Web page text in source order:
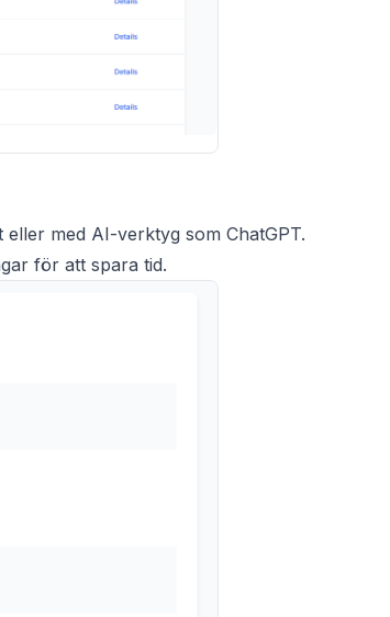
med AI-verktyg som ChatGPT.
för att spara tid.